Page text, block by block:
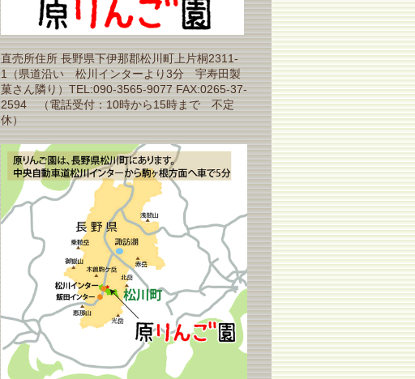
直売所住所 長野県下伊那郡松川町上片桐2311-
1（県道沿い 松川インターより3分 宇寿田製
菓さん隣り）TEL:090-3565-9077 FAX:0265-37-
2594 （電話受付：10時から15時まで 不定
休）